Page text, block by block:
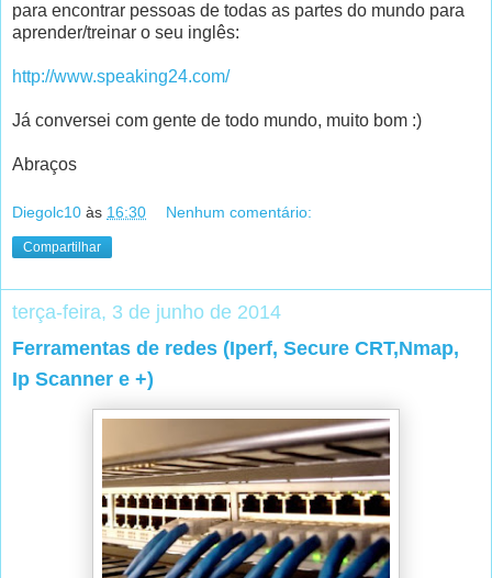
para encontrar pessoas de todas as partes do mundo para
aprender/treinar o seu inglês:
http://www.speaking24.com/
Já conversei com gente de todo mundo, muito bom :)
Abraços
Diegolc10 às 16:30 Nenhum comentário:
Compartilhar
terça-feira, 3 de junho de 2014
Ferramentas de redes (Iperf, Secure CRT,Nmap,
Ip Scanner e +)